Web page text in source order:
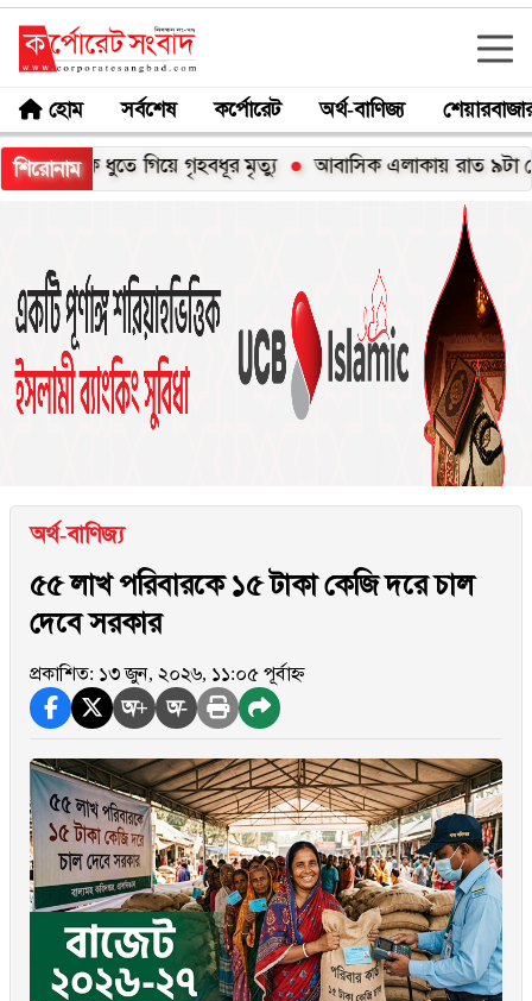
হোম সর্বশেষ কর্পোরেট অর্থ-বাণিজ্য
শিরোনাম
ধুতে গিয়ে গৃহবধূর মৃত্যু আবাসিক এলাকায় রাত ৯টা থেকে সকাল
অর্থ-বাণিজ্য
৫৫ লাখ পরিবারকে ১৫ টাকা কেজি দরে চাল
দেবে সরকার
প্রকাশিত: ১৩ জুন, ২০২৬, ১১:০৫ পূর্বাহ্ন
অ+ অ-